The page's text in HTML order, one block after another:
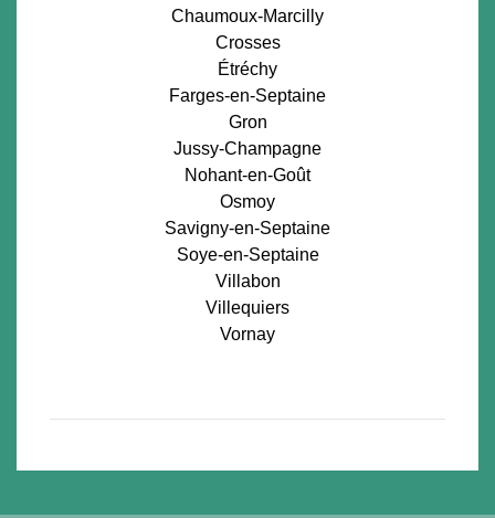
Chaumoux-Marcilly
Crosses
Étréchy
Farges-en-Septaine
Gron
Jussy-Champagne
Nohant-en-Goût
Osmoy
Savigny-en-Septaine
Soye-en-Septaine
Villabon
Villequiers
Vornay